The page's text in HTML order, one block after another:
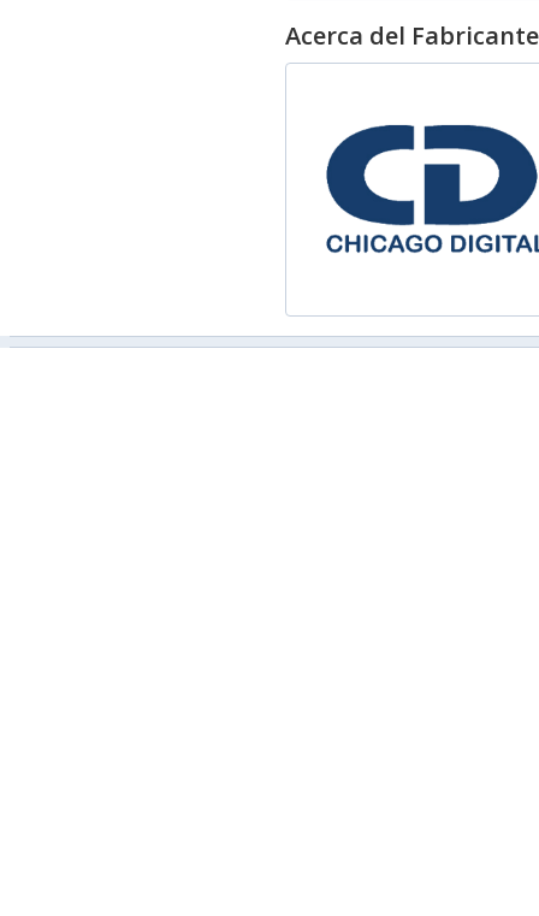
Acerca del Fabricante